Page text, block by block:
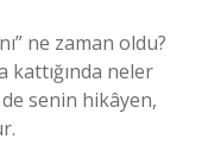
ne zaman oldu?
kattığında neler
senin hikâyen,